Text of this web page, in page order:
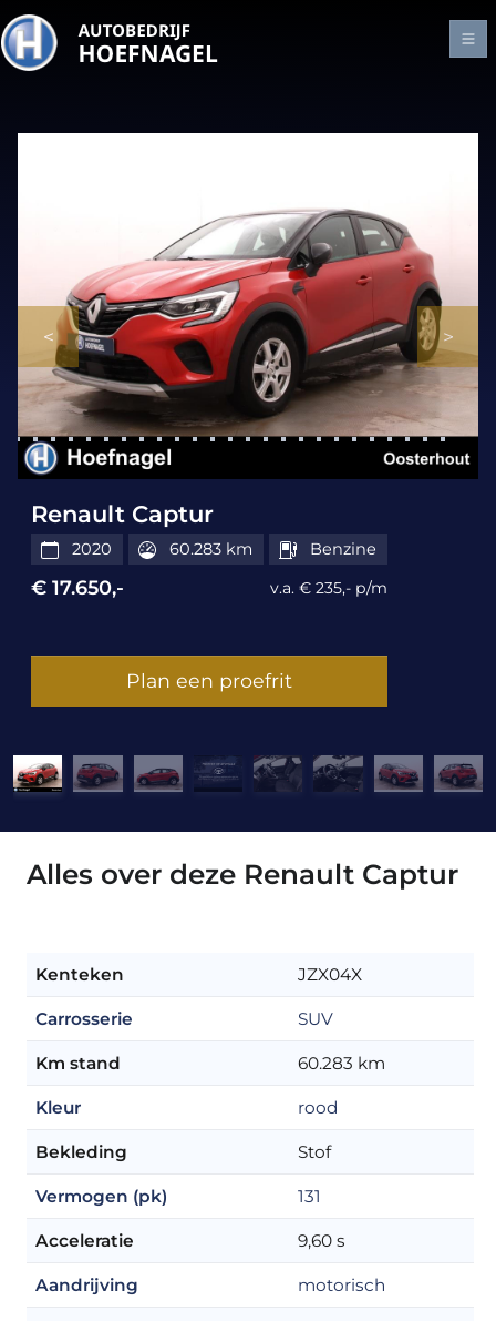
Renault Captur
2020 60.283 km Benzine
€ 17.650,- v.a. € 235,- p/m
Plan een proefrit
Alles over deze Renault Captur
Kenteken JZX04X
Carrosserie SUV
Km stand 60.283 km
Kleur rood
Bekleding Stof
Vermogen (pk) 131
Acceleratie 9,60 s
Aandrijving motorisch